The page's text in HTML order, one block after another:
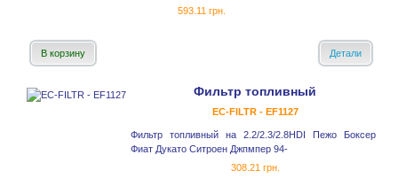
593.11 грн.
В корзину Детали
Фильтр топливный
EC-FILTR - EF1127
Фильтр топливный на 2.2/2.3/2.8HDI Пежо Боксер
Фиат Дукато Ситроен Джпмпер 94-
308.21 грн.